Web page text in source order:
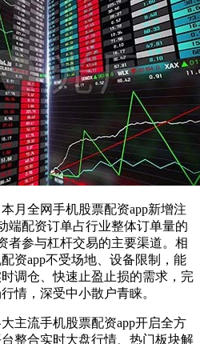
月全网手机股票配资app新增注
端配资订单占行业整体订单量的
者参与杠杆交易的主要渠道。相
资app不受场地、设备限制，能
调仓、快速止盈止损的需求，完
情，深受中小散户青睐。
主流手机股票配资app开启全方
整合实时大盘行情、热门板块解